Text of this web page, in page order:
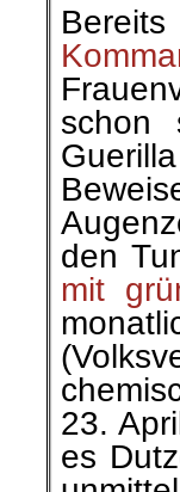
schon
den
mit
23.
es